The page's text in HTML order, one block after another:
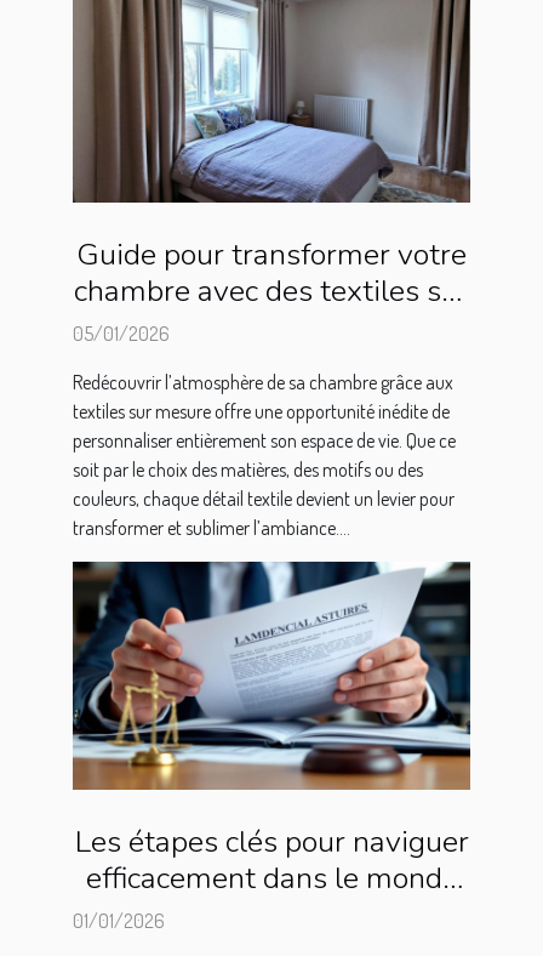
Guide pour transformer votre
chambre avec des textiles sur
05/01/2026
Redécouvrir l’atmosphère de sa chambre grâce aux
textiles sur mesure offre une opportunité inédite de
personnaliser entièrement son espace de vie. Que ce
soit par le choix des matières, des motifs ou des
couleurs, chaque détail textile devient un levier pour
transformer et sublimer l’ambiance....
Les étapes clés pour naviguer
efficacement dans le monde
01/01/2026